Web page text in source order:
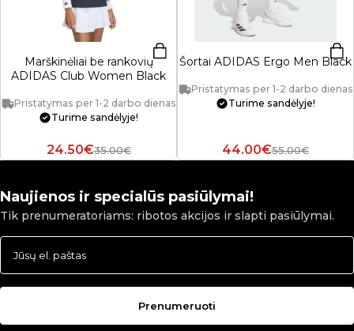
Marškinėliai be rankovių
ADIDAS Club Women Black
Pristatymas per 1-2 darbo dienas
Turime sandėlyje!
24.50€35.00€
Šortai ADIDAS Ergo Men Black
Pristatymas per 1-2 darbo dienas
Turime sandėlyje!
44.00€55.00€
Naujienos ir specialūs pasiūlymai!
Tik prenumeratoriams: ribotos akcijos ir slapti pasiūlymai.
Prenumeruoti